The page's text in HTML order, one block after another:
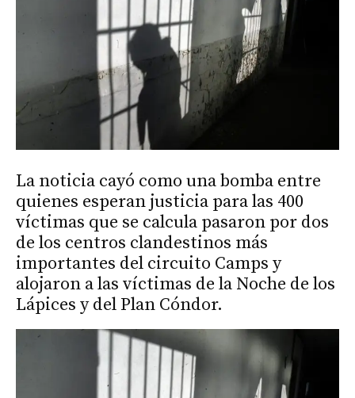
La noticia cayó como una bomba entre
quienes esperan justicia para las 400
víctimas que se calcula pasaron por dos
de los centros clandestinos más
importantes del circuito Camps y
alojaron a las víctimas de la Noche de los
Lápices y del Plan Cóndor.